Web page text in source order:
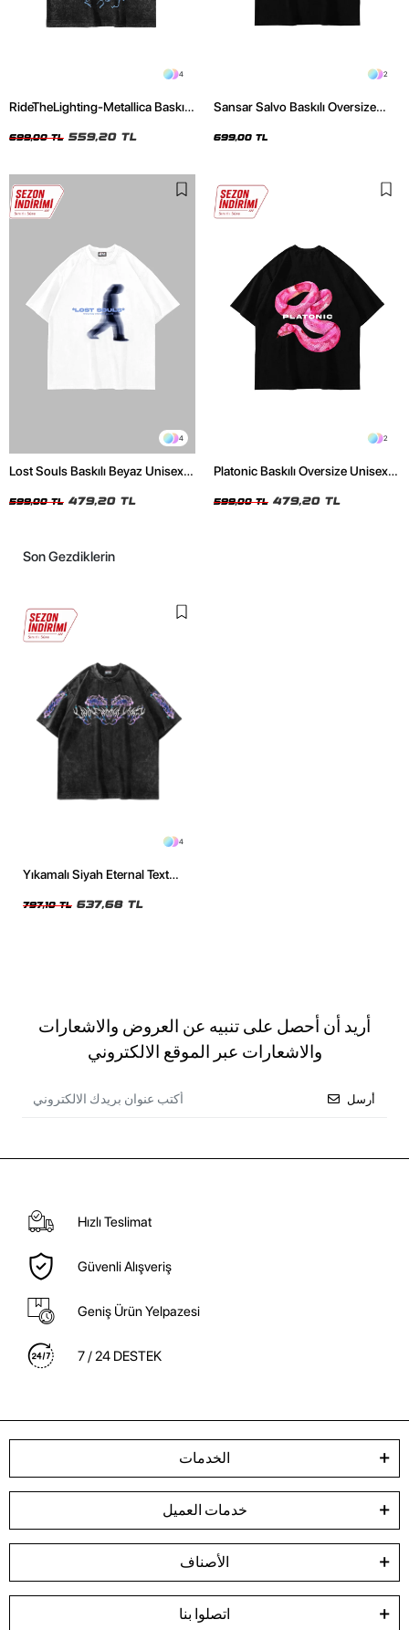
4
RideTheLighting-Metallica Baskılı
Tshirt
699,00 TL 559,20 TL
2
Sansar Salvo Baskılı Oversize
699,00 TL
4
Lost Souls Baskılı Beyaz Unisex
599,00 TL 479,20 TL
2
Platonic Baskılı Oversize Unisex
599,00 TL 479,20 TL
Son Gezdiklerin
4
Yıkamalı Siyah Eternal Text
797,10 TL 637,68 TL
أريد أن أحصل على تنبيه عن العروض والاشعارات
والاشعارات عبر الموقع الالكتروني
أرسل
Hızlı Teslimat
Güvenli Alışveriş
Geniş Ürün Yelpazesi
7 / 24 DESTEK
الخدمات
خدمات العميل
الأصناف
اتصلوا بنا